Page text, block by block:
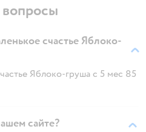
счастье Яблоко-
Яблоко-груша с 5 мес 85
сайте?